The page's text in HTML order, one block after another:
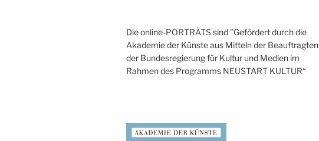
Die online-PORTRÄTS sind "Gefördert durch die
Akademie der Künste aus Mitteln der Beauftragten
der Bundesregierung für Kultur und Medien im
Rahmen des Programms NEUSTART KULTUR“